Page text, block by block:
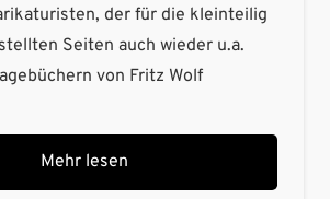
der für die kleinteilig
Seiten auch wieder u.a.
von Fritz Wolf
Mehr lesen